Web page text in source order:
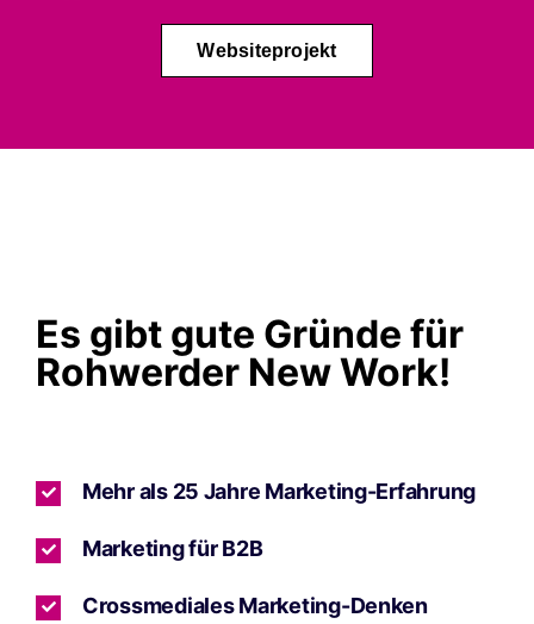
Websiteprojekt
Es gibt gute Gründe für
Rohwerder New Work!
Mehr als 25 Jahre Marketing-Erfahrung
Marketing für B2B
Crossmediales Marketing-Denken